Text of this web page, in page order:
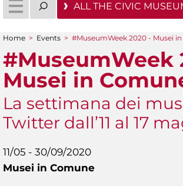
ALL THE CIVIC
You are here
Home > Events > #MuseumWeek 2020 - Musei
#MuseumWeek
Musei in
La settimana dei
Twitter dall’11 al 17
11/05 - 30/09/2020
Musei in Comune